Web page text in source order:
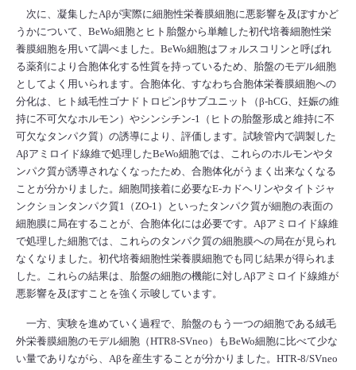
次に、凝集したAβが実際に細胞性栄養膜細胞に悪影響を及ぼすかど
うかについて、BeWo細胞とヒト胎盤から単離した初代培養細胞性栄
養膜細胞を用いて調べました。BeWo細胞はフォルスコリンと呼ばれ
る薬剤により合胞体化する性質を持っているため、胎盤のモデル細胞
としてよく用いられます。合胞体化、すなわち合胞体栄養膜細胞への
分化は、ヒト絨毛性ゴナドトロピンβサブユニット（β-hCG、妊娠の維
持に不可欠なホルモン）やシンシチン-1（ヒトの胎盤形成と維持に不
可欠なタンパク質）の誘導により、評価します。試験管内で調製した
Aβアミロイド線維で処理したBeWo細胞では、これらのホルモンやタ
ンパク質が誘導されなくなったため、合胞体化がうまく出来なくなる
ことが分かりました。細胞間接着に必要なE-カドヘリンやタイトジャ
ンクションタンパク質1（ZO-1）といったタンパク質が細胞の表面の
細胞膜に局在することが、合胞体化には必要です。Aβアミロイド線維
で処理した細胞では、これらのタンパク質の細胞膜への局在が見られ
なくなりました。初代培養細胞性栄養膜細胞でも同じ結果が得られま
した。これらの結果は、胎盤の細胞の機能に対しAβアミロイド線維が
悪影響を及ぼすことを強く示唆しています。
一方、実験を進めていく過程で、胎盤のもう一つの細胞である絨毛
外栄養膜細胞のモデル細胞（HTR8-SVneo）もBeWo細胞に比べて少な
い量でありながら、Aβを産生することが分かりました。HTR-8/SVneo